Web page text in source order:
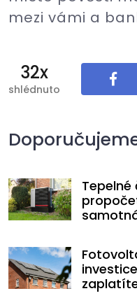
mezi vámi a
32x
shlédnuto